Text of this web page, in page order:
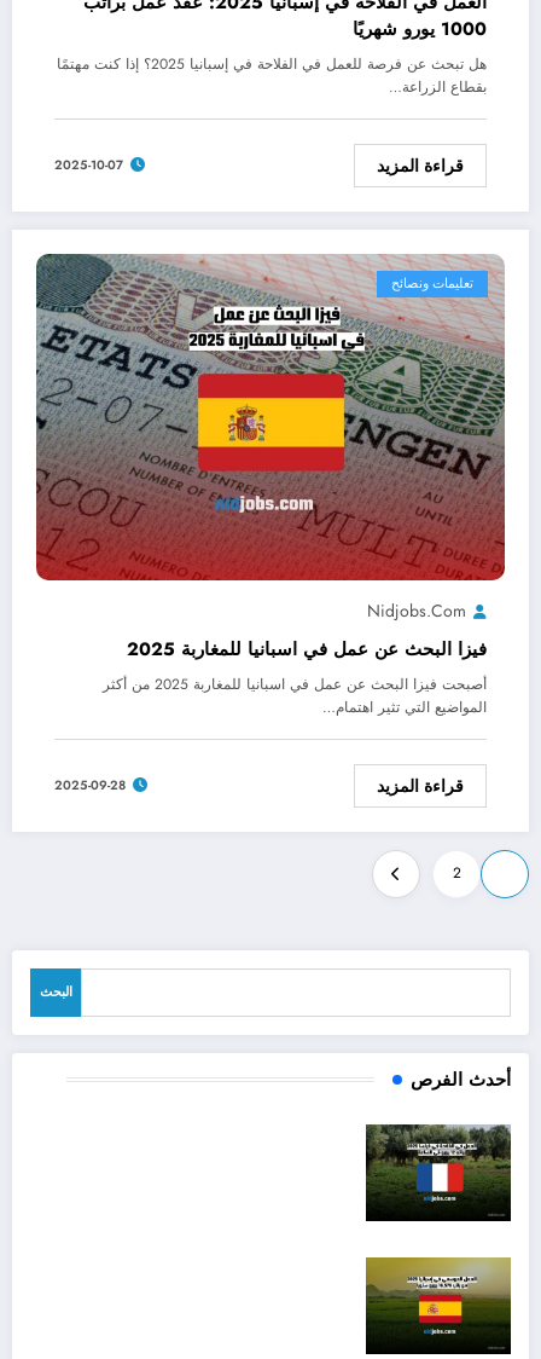
1000 يورو شهريًا
هل تبحث عن فرصة للعمل في الفلاحة في إسبانيا 2025؟ إذا كنت مهتمًا
بقطاع الزراعة…
قراءة المزيد 2025-10-07
تعليمات ونصائح
Nidjobs.com
فيزا البحث عن عمل في اسبانيا للمغاربة 2025
أصبحت فيزا البحث عن عمل في اسبانيا للمغاربة 2025 من أكثر
المواضيع التي تثير اهتمام…
قراءة المزيد 2025-09-28
Posts
pagination
2
البحث
أحدث الفرص